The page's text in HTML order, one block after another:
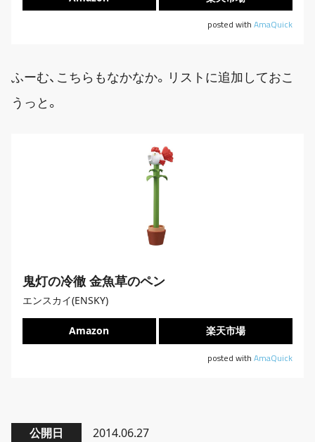
posted with AmaQuick
ふーむ、こちらもなかなか。リストに追加しておこ
うっと。
鬼灯の冷徹 金魚草のペン
posted with AmaQuick
エンスカイ(ENSKY)
Amazon 楽天市場
公開日 2014.06.27